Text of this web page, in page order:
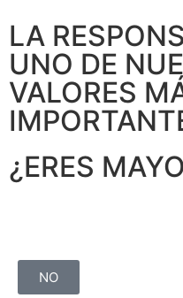
LA
UNO DE
VALORES
¿ERES
NO